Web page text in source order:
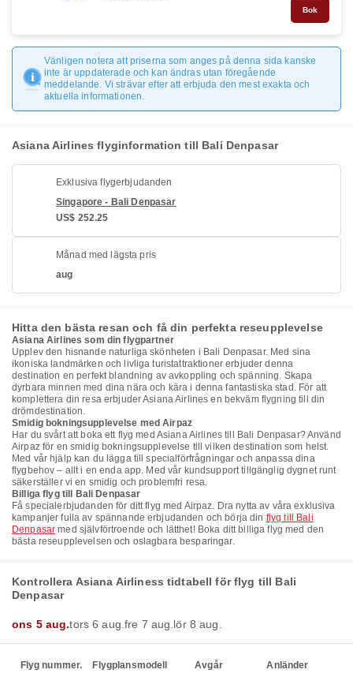
Bok
Vänligen notera att priserna som anges på denna sida kanske
inte är uppdaterade och kan ändras utan föregående
meddelande. Vi strävar efter att erbjuda den mest exakta och
aktuella informationen.
Asiana Airlines flyginformation till Bali Denpasar
Exklusiva flygerbjudanden
Singapore - Bali Denpasar
US$ 252.25
Månad med lägsta pris
aug
Hitta den bästa resan och få din perfekta reseupplevelse
Asiana Airlines som din flygpartner
Upplev den hisnande naturliga skönheten i Bali Denpasar. Med sina
ikoniska landmärken och livliga turistattraktioner erbjuder denna
destination en perfekt blandning av avkoppling och spänning. Skapa
dyrbara minnen med dina nära och kära i denna fantastiska stad. För att
komplettera din resa erbjuder Asiana Airlines en bekväm flygning till din
drömdestination.
Smidig bokningsupplevelse med Airpaz
Har du svårt att boka ett flyg med Asiana Airlines till Bali Denpasar? Använd
Airpaz för en smidig bokningsupplevelse till vilken destination som helst.
Med vår hjälp kan du lägga till specialförfrågningar och anpassa dina
flygbehov – allt i en enda app. Med vår kundsupport tillgänglig dygnet runt
säkerställer vi en smidig och problemfri resa.
Billiga flyg till Bali Denpasar
Få specialerbjudanden för ditt flyg med Airpaz. Dra nytta av våra exklusiva
kampanjer fulla av spännande erbjudanden och börja din flyg till Bali
Denpasar med självförtroende och lätthet! Boka ditt billiga flyg med den
bästa reseupplevelsen och oslagbara besparingar.
Kontrollera Asiana Airliness tidtabell för flyg till Bali
Denpasar
ons 5 aug.tors 6 aug. fre 7 aug. lör 8 aug.
Flyg nummer. Flygplansmodell Avgår Anländer